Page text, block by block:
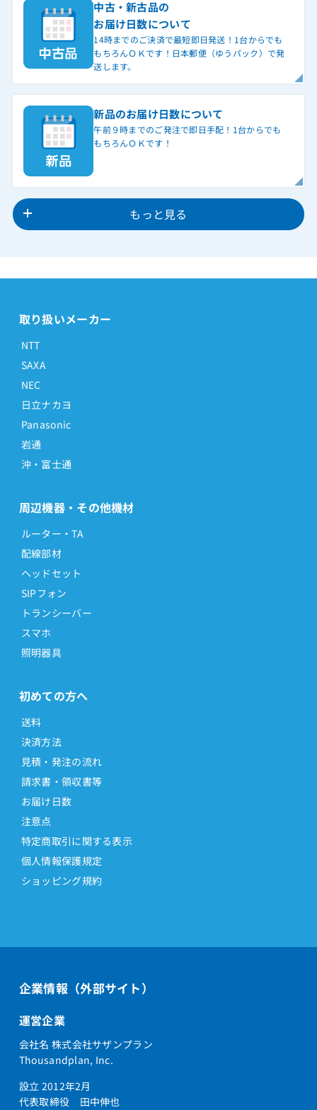
中古・新古品の
お届け日数について
14時までのご決済で最短即日発送！1台からでも
もちろんＯＫです！日本郵便（ゆうパック）で発
送します。
新品のお届け日数について
午前９時までのご発注で即日手配！1台からでも
もちろんＯＫです！
もっと見る
取り扱いメーカー
NTT
SAXA
NEC
日立ナカヨ
Panasonic
岩通
沖・富士通
周辺機器・その他機材
ルーター・TA
配線部材
ヘッドセット
SIPフォン
トランシーバー
スマホ
照明器具
初めての方へ
送料
決済方法
見積・発注の流れ
請求書・領収書等
お届け日数
注意点
特定商取引に関する表示
個人情報保護規定
ショッピング規約
企業情報（外部サイト）
運営企業
会社名 株式会社サザンプラン
Thousandplan, Inc.
設立 2012年2月
代表取締役 田中伸也